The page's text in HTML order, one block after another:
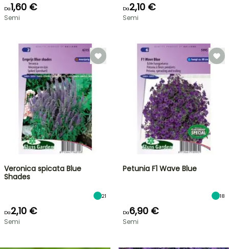
Da1,60 €
Semi
Da2,10 €
Semi
Veronica spicata Blue
Shades
21
Da2,10 €
Semi
Petunia F1 Wave Blue
18
Da6,90 €
Semi